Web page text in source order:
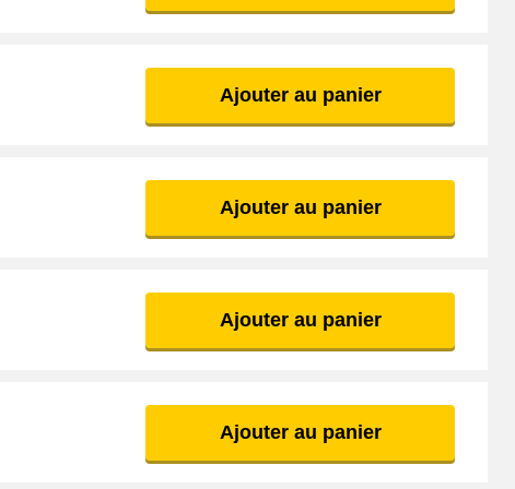
Pour une réparation rapide, un modèle standard peut suffire,
en détail pour trouver la pièce qui répondra parfaitement à vos
par retirer délicatement l'ancienne couronne à l'aide d'un outil
en place, vérifiez qu'elle tourne librement et qu'elle reste bien
spéciale pour assurer une lubrification adéquate des pièces
un travail propre et sécurisé.
Ajouter au panier
Ajouter au panier
Ajouter au panier
Ajouter au panier